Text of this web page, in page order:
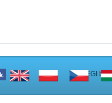
A PEGI